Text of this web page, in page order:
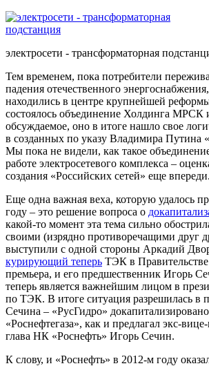
электросети - трансформаторная
Тем временем, пока потребители
падения отечественного
находились в центре крупнейшей
состоялось объединение Холдинга
обсуждаемое, оно в итоге нашло свое
в созданных по указу Владимира Путина «
Мы пока не видели, как такое
работе электросетевого комплекса –
создания «Российских сетей» еще впереди.
Еще одна важная веха, которую удалось
году – это решение вопроса о
какой-то момент эта тема сильно
своими (изрядно противоречащими друг
выступили с одной стороны Аркадий
курирующий теперь ТЭК в
премьера, и его предшественник Игорь
теперь является важнейшим лицом в
по ТЭК. В итоге ситуация разрешилась в
Сечина – «РусГидро»
«Роснефтегаза», как и предлагал экс-
глава НК «Роснефть» Игорь Сечин.
К слову, и «Роснефть» в 2012-м году